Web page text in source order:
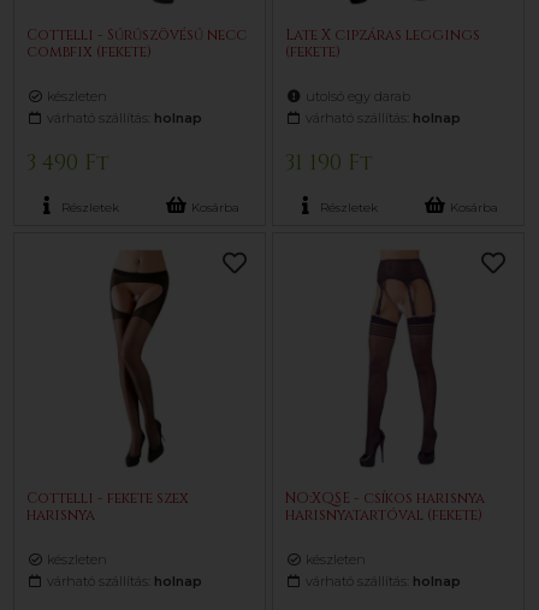
Cottelli - Sűrűszövésű necc
combfix (fekete)
készleten
várható szállítás: holnap
3 490 Ft
Részletek Kosárba
Late X cipzáras leggings
(fekete)
utolsó egy darab
várható szállítás: holnap
31 190 Ft
Részletek Kosárba
Cottelli - fekete szex
harisnya
készleten
várható szállítás: holnap
NO:XQSE - csíkos harisnya
harisnyatartóval (fekete)
készleten
várható szállítás: holnap